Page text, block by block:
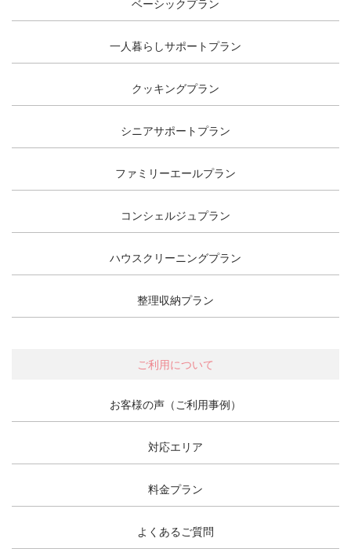
ベーシックプラン
一人暮らしサポートプラン
クッキングプラン
シニアサポートプラン
ファミリーエールプラン
コンシェルジュプラン
ハウスクリーニングプラン
整理収納プラン
ご利用について
お客様の声（ご利用事例）
対応エリア
料金プラン
よくあるご質問